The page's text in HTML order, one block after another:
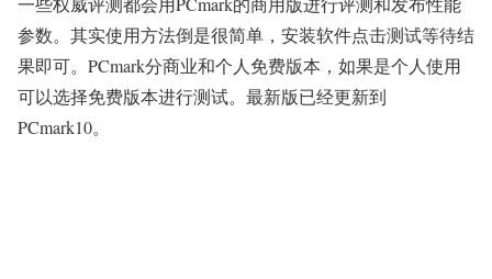
参数。其实使用方法倒是很简单，安装软件点击测试等待结
果即可。PCmark分商业和个人免费版本，如果是个人使用
可以选择免费版本进行测试。最新版已经更新到
PCmark10。